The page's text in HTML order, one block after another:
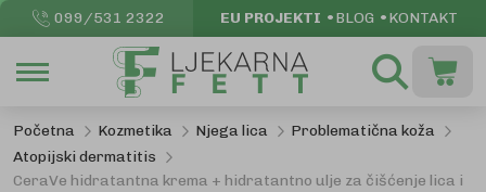
099/531 2322 EU PROJEKTI BLOG KONTAKT
Moja
Početna Kozmetika Njega lica
Problematična koža
Atopijski dermatitis
CeraVe hidratantna krema + hidratantno ulje za čišćenje lica i